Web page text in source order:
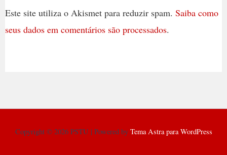
Este site utiliza o Akismet para reduzir spam. Saiba como
seus dados em comentários são processados.
Copyright © 2026 PSTU | Powered by Tema Astra para WordPress